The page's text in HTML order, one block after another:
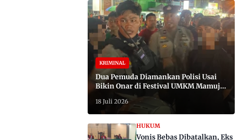
KRIMINAL
Dua Pemuda Diamankan Polisi Usai
Bikin Onar di Festival UMKM Mamuju,
Satu Bawa Badik
18 Juli 2026
HUKUM
Vonis Bebas Dibatalkan, Eks